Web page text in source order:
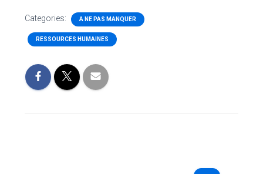
Categories: A NE PAS MANQUER
RESSOURCES HUMAINES